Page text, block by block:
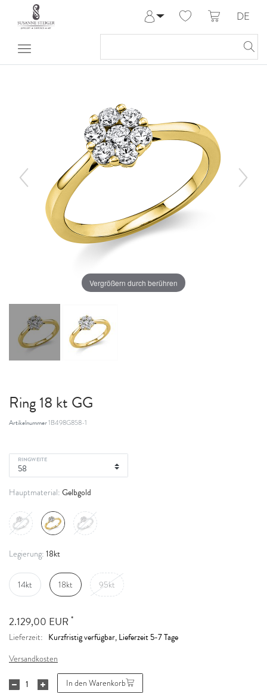
Anmelden
Meine Bestellungen
DE
Vergrößern durch berühren
Ring 18 kt GG
Artikelnummer1B498G858-1
RINGWEITE
Hauptmaterial: Gelbgold
Legierung: 18kt
14kt 18kt 95kt
2.129,00 EUR *
Lieferzeit: Kurzfristig verfügbar, Lieferzeit 5-7 Tage
Versandkosten
In den Warenkorb